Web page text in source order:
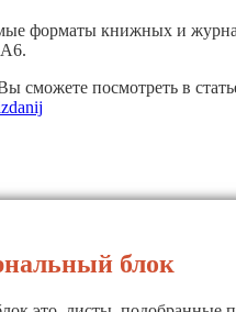
форматы книжных и
сможете посмотреть в
блок